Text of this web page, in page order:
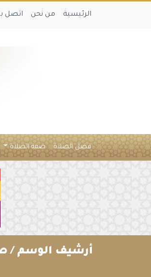
الرئيسية من نحن اتصل
فضل الصلاة صفة الصلاة
أرشيف الوسم /